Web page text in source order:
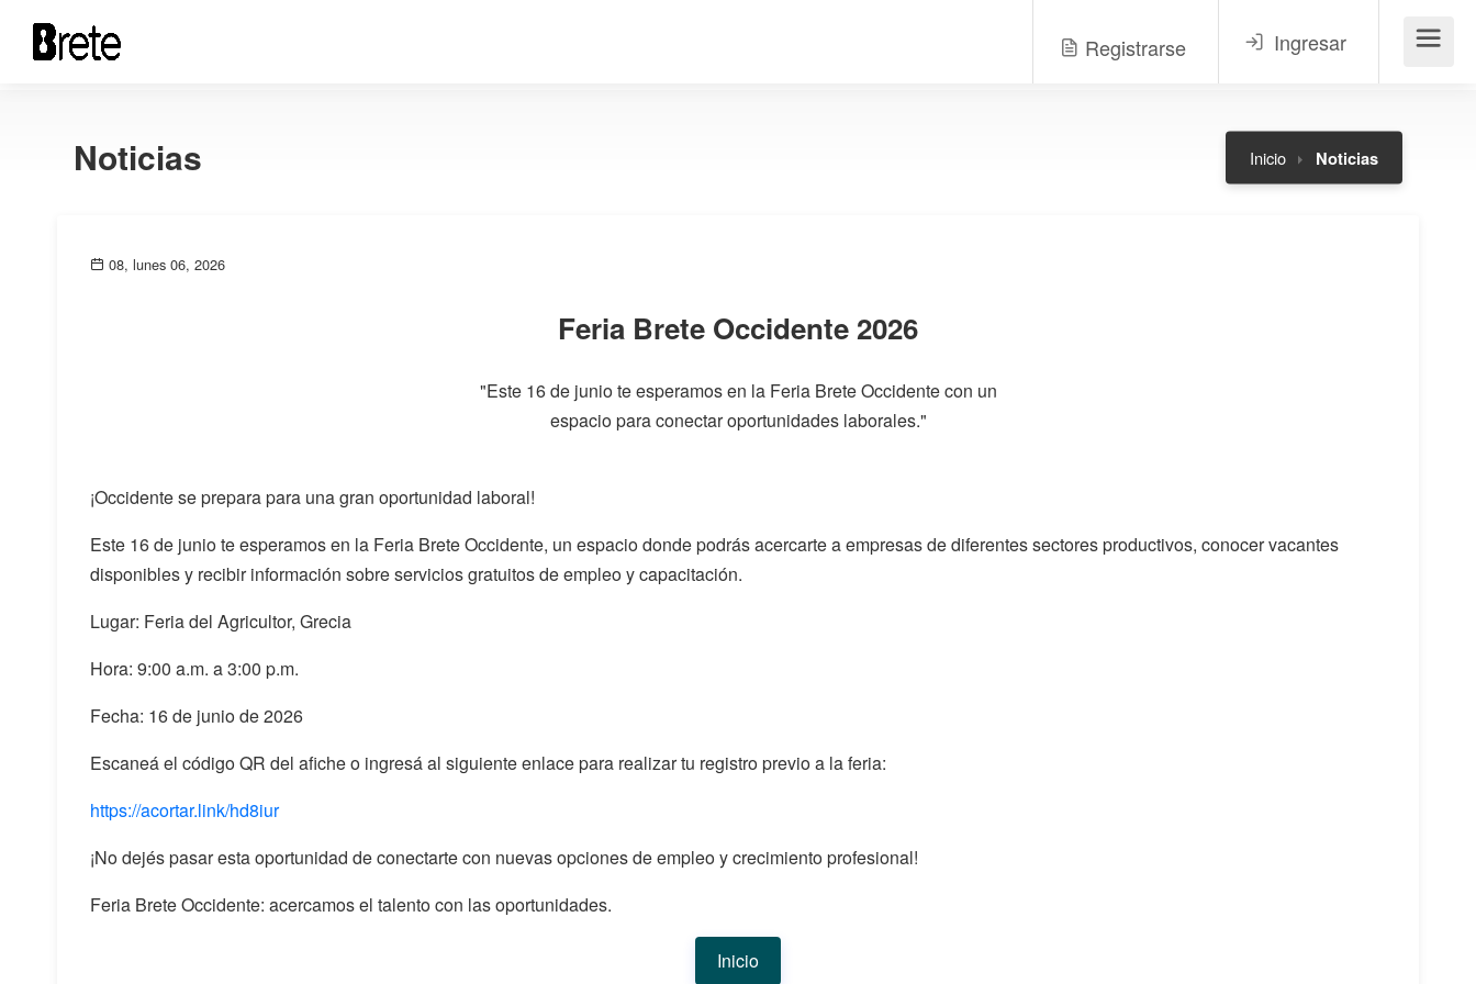
Registrarse Ingresar Menú
Noticias Inicio Noticias
08, lunes 06, 2026
Feria Brete Occidente 2026
"Este 16 de junio te esperamos en la Feria Brete Occidente con un
espacio para conectar oportunidades laborales."
¡Occidente se prepara para una gran oportunidad laboral!
Este 16 de junio te esperamos en la Feria Brete Occidente, un espacio donde podrás acercarte a empresas de diferentes sectores productivos, conocer vacantes
disponibles y recibir información sobre servicios gratuitos de empleo y capacitación.
Lugar: Feria del Agricultor, Grecia
Hora: 9:00 a.m. a 3:00 p.m.
Fecha: 16 de junio de 2026
Escaneá el código QR del afiche o ingresá al siguiente enlace para realizar tu registro previo a la feria:
https://acortar.link/hd8iur
¡No dejés pasar esta oportunidad de conectarte con nuevas opciones de empleo y crecimiento profesional!
Feria Brete Occidente: acercamos el talento con las oportunidades.
Inicio